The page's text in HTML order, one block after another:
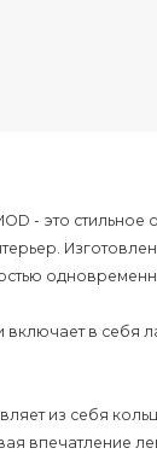
- это
в себя
из себя
впечатление